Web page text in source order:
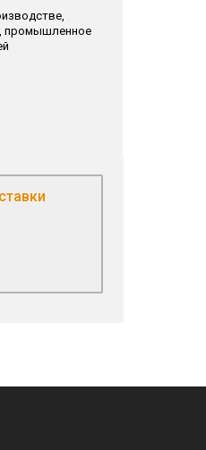
промышленное